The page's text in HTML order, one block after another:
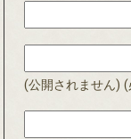
(公開されません) (